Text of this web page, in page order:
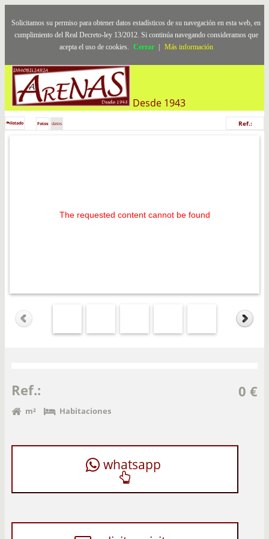
Solicitamos su permiso para obtener datos estadísticos de su navegación en esta web, en
cumplimiento del Real Decreto-ley 13/2012. Si continúa navegando consideramos que
acepta el uso de cookies. Cerrar Más información
Desde 1943
listado Fotos datos Ref.:
The requested content cannot be found
Ref.: 0 €
m² Habitaciones
whatsapp